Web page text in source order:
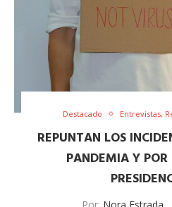
Destacado Entrevistas,
REPUNTAN LOS
PANDEMIA Y POR